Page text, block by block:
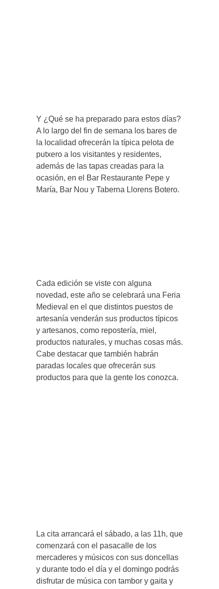
Y ¿Qué se ha preparado para estos días?
A lo largo del fin de semana los bares de
la localidad ofrecerán la típica pelota de
putxero a los visitantes y residentes,
además de las tapas creadas para la
ocasión, en el Bar Restaurante Pepe y
María, Bar Nou y Taberna Llorens Botero.
Cada edición se viste con alguna
novedad, este año se celebrará una Feria
Medieval en el que distintos puestos de
artesanía venderán sus productos típicos
y artesanos, como repostería, miel,
productos naturales, y muchas cosas más.
Cabe destacar que también habrán
paradas locales que ofrecerán sus
productos para que la gente los conozca.
La cita arrancará el sábado, a las 11h, que
comenzará con el pasacalle de los
mercaderes y músicos con sus doncellas
y durante todo el día y el domingo podrás
disfrutar de música con tambor y gaita y